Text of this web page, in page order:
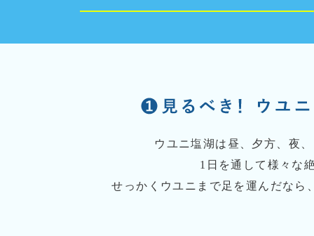
ウユニ塩湖は昼、夕方、夜
1日を通して様々な
せっかくウユニまで足を運んだなら